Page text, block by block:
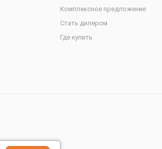
Комплексное предложение
Стать дилером
Где купить